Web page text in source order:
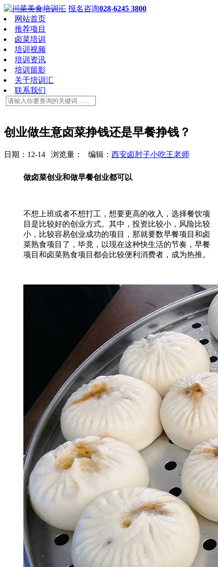
报名咨询028-6245 3800
网站首页
推荐项目
卤菜培训
培训视频
培训资讯
培训留影
关于培训汇
联系我们
创业做生意卤菜挣钱还是早餐挣钱？
日期：12-14 浏览量： 编辑： 西安卤肘子小吃王老师
做卤菜创业和做早餐创业都可以
不想上班或者不想打工，想要更高的收入，选择餐饮项
目是比较好的创业方式。其中，投资比较小，风险比较
小，比较容易创业成功的项目，那就要数早餐项目和卤
菜熟食项目了，毕竟，以现在这种快生活的节奏，早餐
项目和卤菜熟食项目都会比较便利消费者，成为热推。